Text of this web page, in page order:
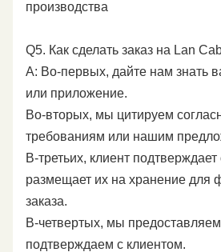
производства
Q5. Как сделать заказ на Lan
A: Во-первых, дайте нам знать
или приложение.
Во-вторых, мы цитируем
требованиям или нашим
В-третьих, клиент
размещает их на хранение для
заказа.
В-четвертых, мы
подтверждаем с клиентом.